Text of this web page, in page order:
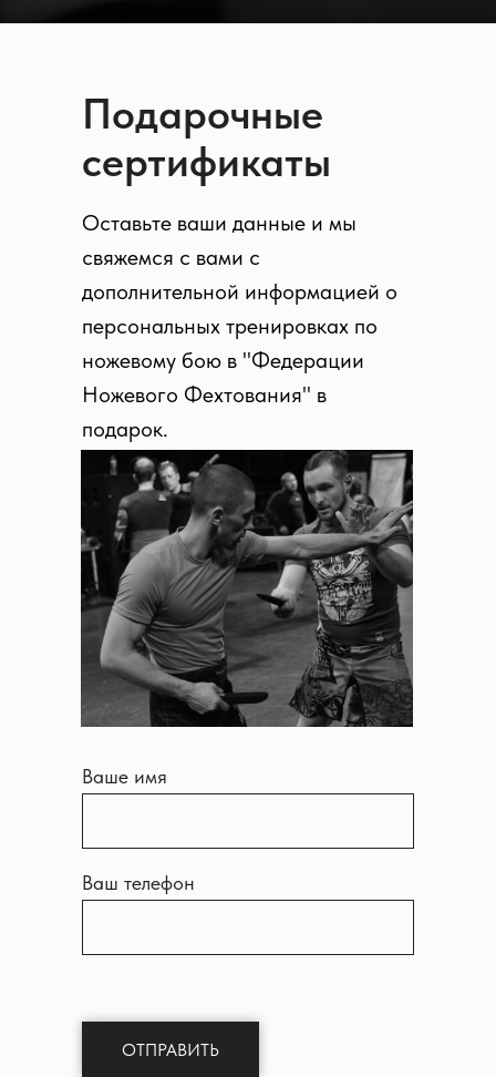
Ваше имя
Ваш телефон
ОТПРАВИТЬ
Подарочные
сертификаты
Оставьте ваши данные и мы
свяжемся с вами с
дополнительной информацией о
персональных тренировках по
ножевому бою в "Федерации
Ножевого Фехтования" в
подарок.